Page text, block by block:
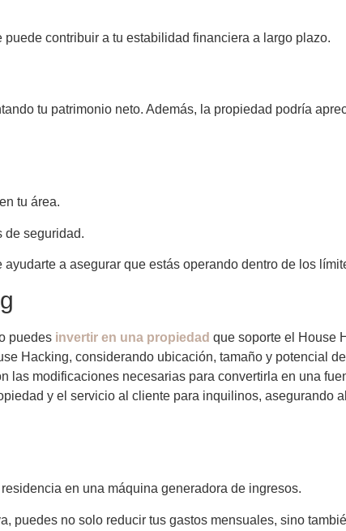
contribuir a tu estabilidad financiera a largo plazo.
tu patrimonio neto. Además, la propiedad podría
tu área.
de seguridad.
a asegurar que estás operando dentro de los
puedes invertir en una propiedad que soporte el House
Hacking, considerando ubicación, tamaño y potencial
las modificaciones necesarias para convertirla en una
y el servicio al cliente para inquilinos, asegurando
en una máquina generadora de ingresos.
puedes no solo reducir tus gastos mensuales, sino